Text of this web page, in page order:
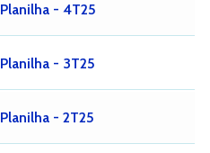
Planilha - 4T25
Planilha - 3T25
Planilha - 2T25